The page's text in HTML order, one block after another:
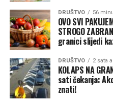
DRUŠTVO 56
OVO SVI
STROGO
granici slijedi
DRUŠTVO 2 sata
KOLAPS NA
sati čekanja:
znati!